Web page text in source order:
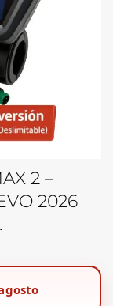
2 –
2026